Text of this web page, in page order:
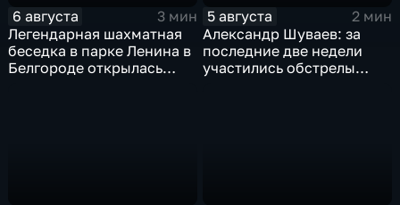
6 августа
3 мин
Легендарная шахматная
беседка в парке Ленина в
Белгороде открылась
5 августа
2 мин
Александр Шуваев: за
последние две недели
участились обстрелы